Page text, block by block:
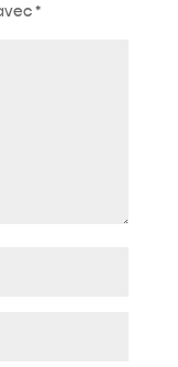
*